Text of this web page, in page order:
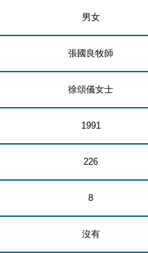
男女
張國良牧師
徐頌儀女士
1991
226
8
沒有